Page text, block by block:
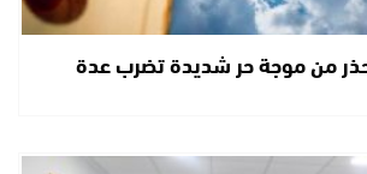
من موجة حر شديدة تضرب عدة